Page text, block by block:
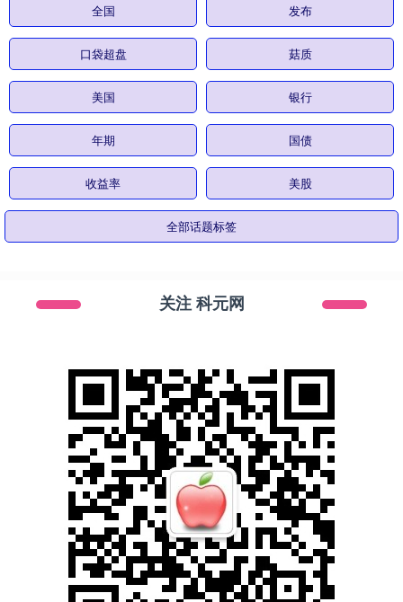
全国 发布
口袋超盘 菇质
美国 银行
年期 国债
收益率 美股
全部话题标签
关注 科元网